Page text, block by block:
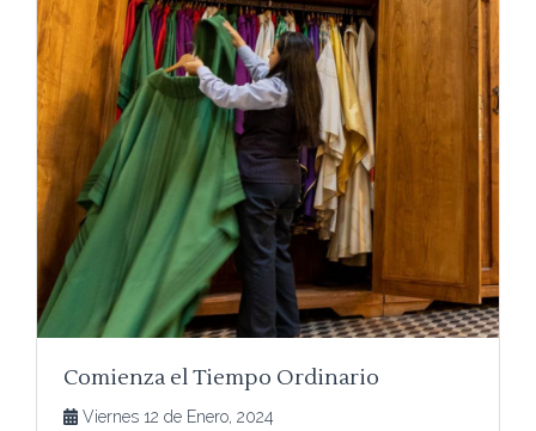
Comienza el Tiempo Ordinario
Viernes 12 de Enero, 2024